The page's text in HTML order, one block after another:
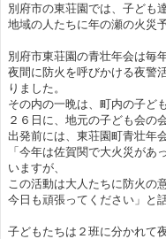
別府市の東荘園では、子ども
地域の人たちに年の瀬の火災
別府市東荘園の青壮年会は毎
夜間に防火を呼びかける夜警
りました。
その内の一晩は、町内の子ど
２６日に、地元の子ども会の
出発前には、東荘園町青壮年
「今年は佐賀関で大火災があ
いますが、
この活動は大人たちに防火の
今日も頑張ってください」と
子どもたちは２班に分かれて